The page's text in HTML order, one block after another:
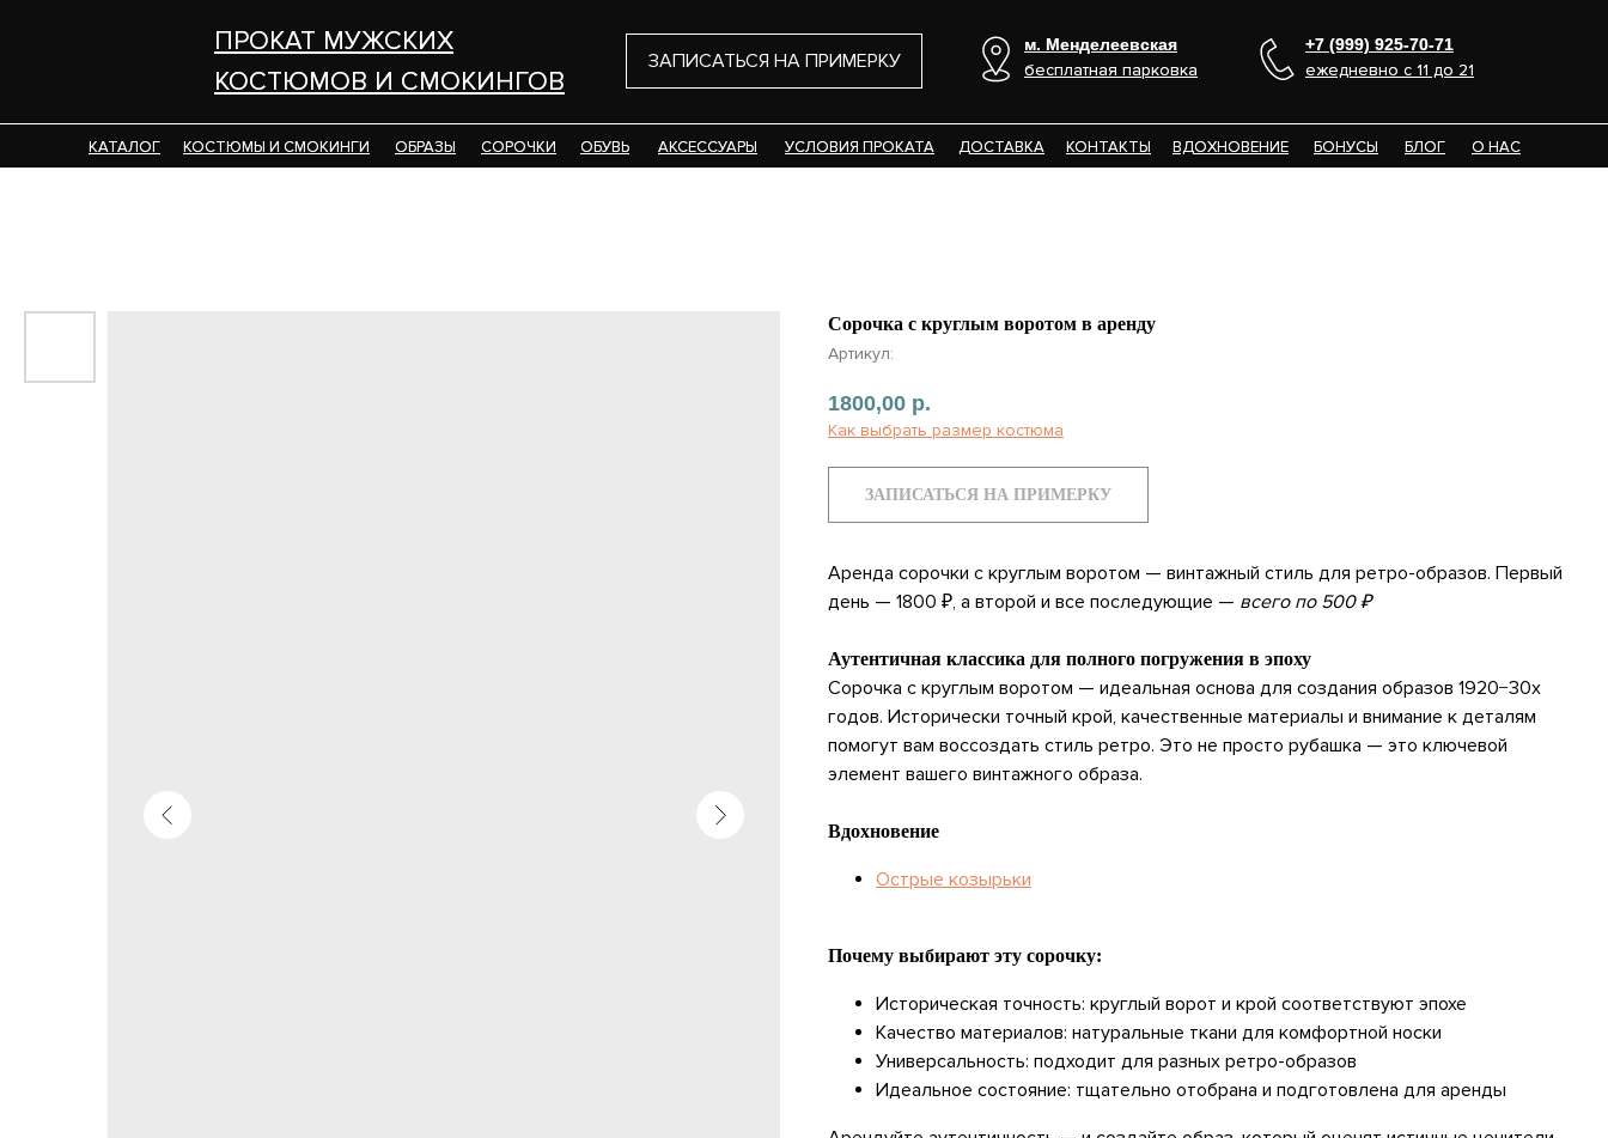
ЗАПИСАТЬСЯ НА ПРИМЕРКУ
м. Менделеевская
бесплатная парковка
+7 (999) 925-70-71
ежедневно с 11 до 21
БОНУСЫ
КАТАЛОГ КОСТЮМЫ И СМОКИНГИ ОБРАЗЫ СОРОЧКИ ОБУВЬ АКСЕССУАРЫ УСЛОВИЯ ПРОКАТА ДОСТАВКА КОНТАКТЫ ВДОХНОВЕНИЕ БЛОГ О НАС
КАТАЛОГ БОНУСЫ
КОСТЮМЫ И СМОКИНГИ ОБРАЗЫ СОРОЧКИ ОБУВЬ АКСЕССУАРЫ УСЛОВИЯ ПРОКАТА ДОСТАВКА КОНТАКТЫ ВДОХНОВЕНИЕ БЛОГ О НАС
м. Менделеевская
бесплатная парковка
+7 (999) 925-70-71
ежедневно с 11 до 21
ПРОКАТ МУЖСКИХ
КОСТЮМОВ И СМОКИНГОВ
ПРОКАТ МУЖСКИХ
КОСТЮМОВ И СМОКИНГОВ
Сорочка с круглым воротом в аренду
Артикул:
1800,00 р.
Как выбрать размер костюма
ЗАПИСАТЬСЯ НА ПРИМЕРКУ
Аренда сорочки с круглым воротом — винтажный стиль для ретро-образов. Первый
день — 1800 ₽, а второй и все последующие — всего по 500 ₽
Аутентичная классика для полного погружения в эпоху
Сорочка с круглым воротом — идеальная основа для создания образов 1920−30х
годов. Исторически точный крой, качественные материалы и внимание к деталям
помогут вам воссоздать стиль ретро. Это не просто рубашка — это ключевой
элемент вашего винтажного образа.
Вдохновение
Острые козырьки
Почему выбирают эту сорочку:
Историческая точность: круглый ворот и крой соответствуют эпохе
Качество материалов: натуральные ткани для комфортной носки
Универсальность: подходит для разных ретро-образов
Идеальное состояние: тщательно отобрана и подготовлена для аренды